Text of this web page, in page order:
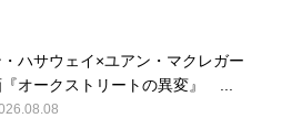
・ハサウェイ×ユアン・マクレガー
『オークストリートの異変』 ...